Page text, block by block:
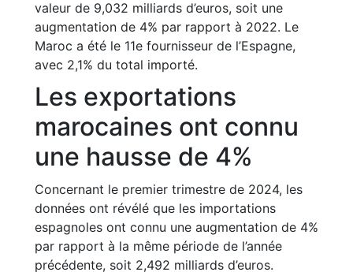
valeur de 9,032 milliards d’euros, soit une
augmentation de 4% par rapport à 2022. Le
Maroc a été le 11e fournisseur de l’Espagne,
avec 2,1% du total importé.
Les exportations
marocaines ont connu
une hausse de 4%
Concernant le premier trimestre de 2024, les
données ont révélé que les importations
espagnoles ont connu une augmentation de 4%
par rapport à la même période de l’année
précédente, soit 2,492 milliards d’euros.